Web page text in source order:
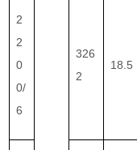
2
2
0
0/
6
326
2
18.5